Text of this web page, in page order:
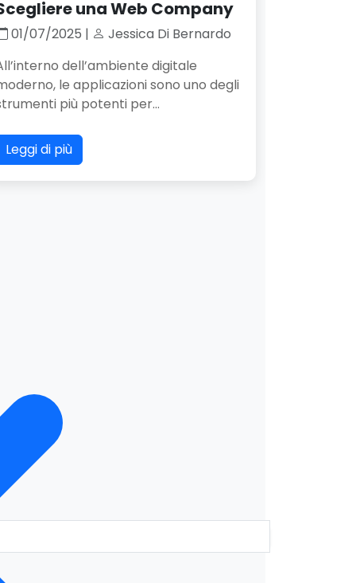
una Web Company
01/07/2025 |
Jessica Di Bernardo
dell’ambiente digitale
le applicazioni sono uno degli
più potenti per...
Leggi di più